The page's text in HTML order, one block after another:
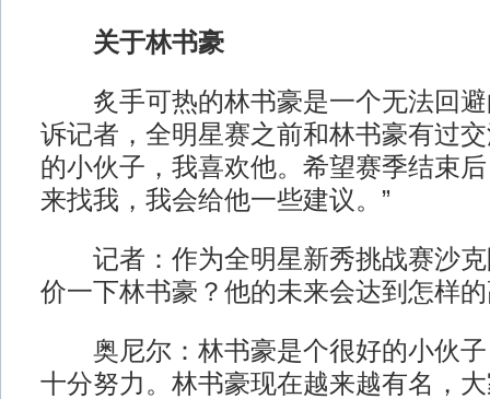
关于林书豪
炙手可热的林书豪是一个无法回避
诉记者，全明星赛之前和林书豪有过
的小伙子，我喜欢他。希望赛季结束
来找我，我会给他一些建议。”
记者：作为全明星新秀挑战赛沙克
价一下林书豪？他的未来会达到怎样
奥尼尔：林书豪是个很好的小伙子
十分努力。林书豪现在越来越有名，